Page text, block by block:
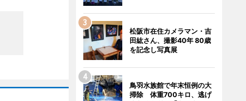
松阪市在住カメラマン・吉
田紘さん、撮影40年 80歳
を記念し写真展
鳥羽水族館で年末恒例の大
掃除 体重700キロ、逃げ